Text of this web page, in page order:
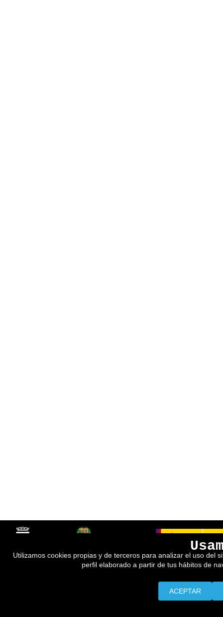
Utilizamos cookies propias y de terceros para analizar el uso del
perfil elaborado a partir de tus hábitos de
ACEPTAR